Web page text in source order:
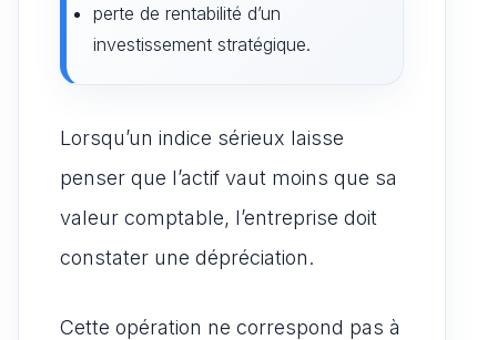
perte de rentabilité d’un
investissement stratégique.
Lorsqu’un indice sérieux laisse
penser que l’actif vaut moins que sa
valeur comptable, l’entreprise doit
constater une dépréciation.
Cette opération ne correspond pas à